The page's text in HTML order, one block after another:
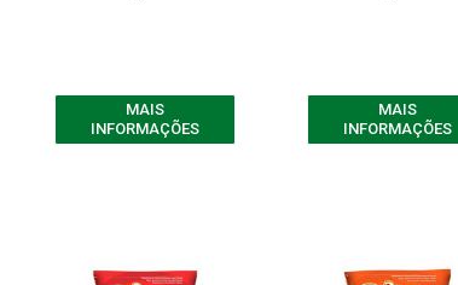
MAIS
INFORMAÇÕES
MAIS
INFORMAÇÕES